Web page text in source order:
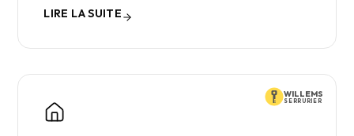
LIRE LA SUITE
WILLEMS
SERRURIER